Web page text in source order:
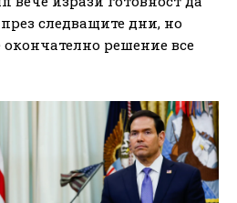
следващите дни, но
окончателно решение все